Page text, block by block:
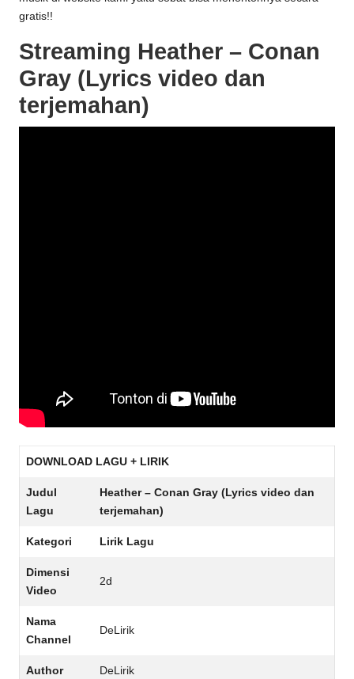
gratis!!
Streaming Heather – Conan
Gray (Lyrics video dan
terjemahan)
DOWNLOAD LAGU + LIRIK
Judul
Lagu
Heather – Conan Gray (Lyrics video dan
terjemahan)
Kategori Lirik Lagu
Dimensi
Video
2d
Nama
Channel
DeLirik
Author DeLirik